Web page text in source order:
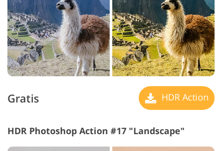
Gratis HDR Action
HDR Photoshop Action #17 "Landscape"